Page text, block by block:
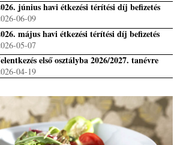
június havi étkezési térítési díj befizetés
06-09
május havi étkezési térítési díj befizetés
05-07
első osztályba 2026/2027. tanévre
04-19